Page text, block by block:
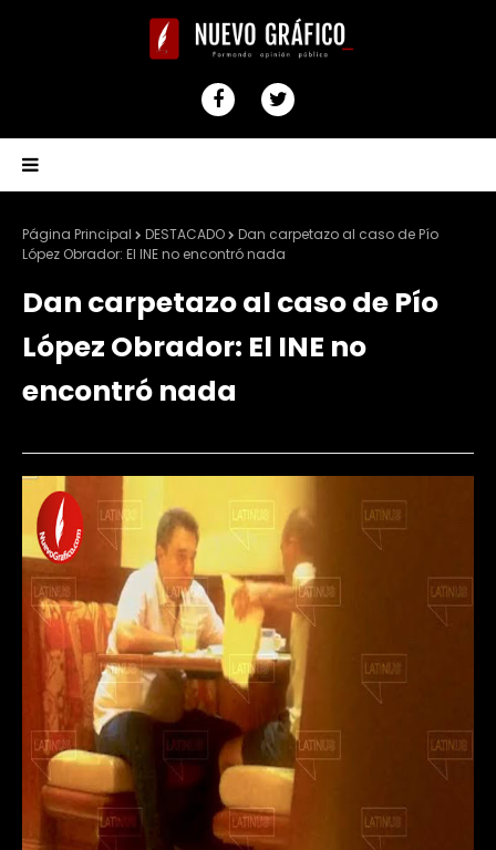
Página Principal DESTACADO
Dan carpetazo al caso de Pío
López Obrador: El INE no encontró nada
Dan carpetazo al caso de Pío
López Obrador: El INE no
encontró nada